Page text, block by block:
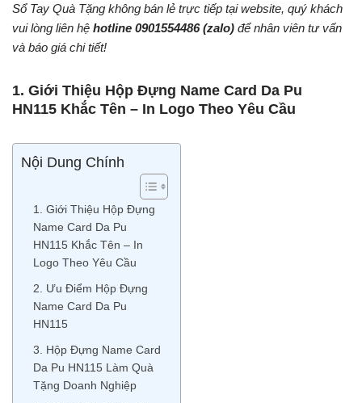
Sổ Tay Quà Tặng không bán lẻ trực tiếp tại website, quý khách
vui lòng liên hệ hotline 0901554486 (zalo) để nhân viên tư vấn
và báo giá chi tiết!
1. Giới Thiệu Hộp Đựng Name Card Da Pu
HN115 Khắc Tên – In Logo Theo Yêu Cầu
Nội Dung Chính
1. Giới Thiệu Hộp Đựng
Name Card Da Pu
HN115 Khắc Tên – In
Logo Theo Yêu Cầu
2. Ưu Điểm Hộp Đựng
Name Card Da Pu
HN115
3. Hộp Đựng Name Card
Da Pu HN115 Làm Quà
Tặng Doanh Nghiệp